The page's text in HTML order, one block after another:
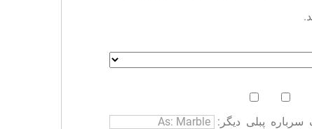
سرباره پبلی دیگر: